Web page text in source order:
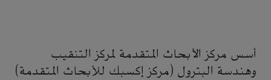
أسس مركز الأبحاث المتقدمة لمركز التنقيب
وهندسة البترول (مركز إكسبك للأبحاث المتقدمة)